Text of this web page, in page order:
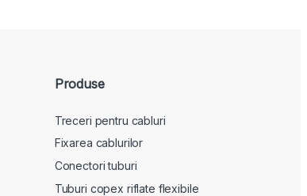
Produse
Treceri pentru cabluri
Fixarea cablurilor
Conectori tuburi
Tuburi copex riflate flexibile